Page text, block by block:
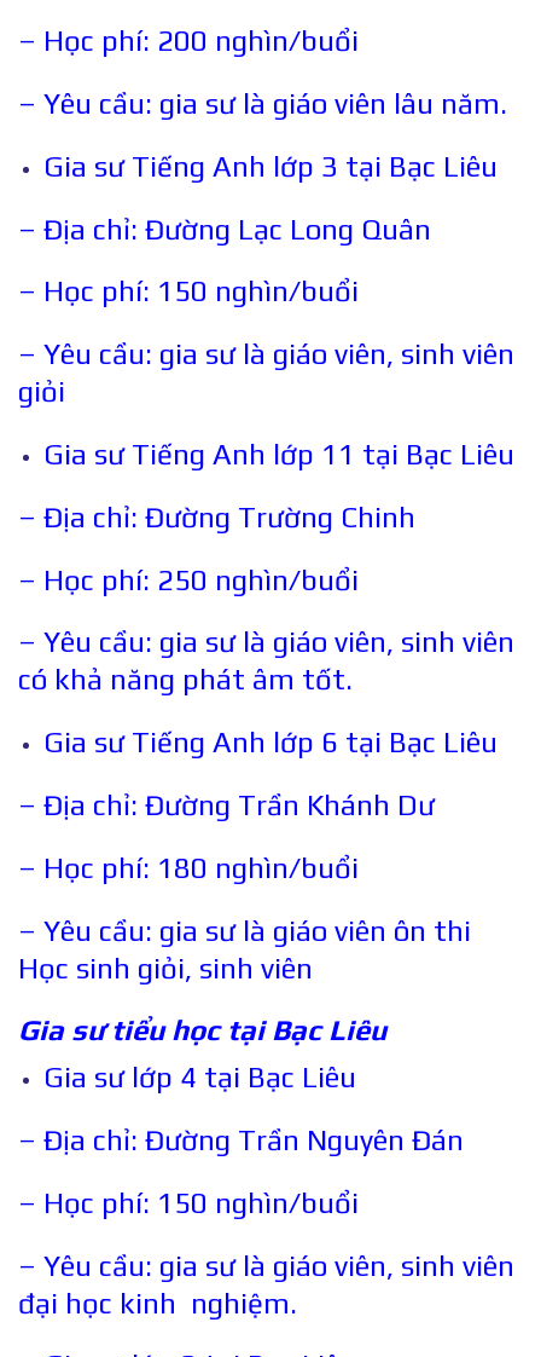
– Học phí: 200 nghìn/buổi
– Yêu cầu: gia sư là giáo viên lâu năm.
Gia sư Tiếng Anh lớp 3 tại Bạc Liêu
– Địa chỉ: Đường Lạc Long Quân
– Học phí: 150 nghìn/buổi
– Yêu cầu: gia sư là giáo viên, sinh viên
giỏi
Gia sư Tiếng Anh lớp 11 tại Bạc Liêu
– Địa chỉ: Đường Trường Chinh
– Học phí: 250 nghìn/buổi
– Yêu cầu: gia sư là giáo viên, sinh viên
có khả năng phát âm tốt.
Gia sư Tiếng Anh lớp 6 tại Bạc Liêu
– Địa chỉ: Đường Trần Khánh Dư
– Học phí: 180 nghìn/buổi
– Yêu cầu: gia sư là giáo viên ôn thi
Học sinh giỏi, sinh viên
Gia sư tiểu học tại Bạc Liêu
Gia sư lớp 4 tại Bạc Liêu
– Địa chỉ: Đường Trần Nguyên Đán
– Học phí: 150 nghìn/buổi
– Yêu cầu: gia sư là giáo viên, sinh viên
đại học kinh nghiệm.